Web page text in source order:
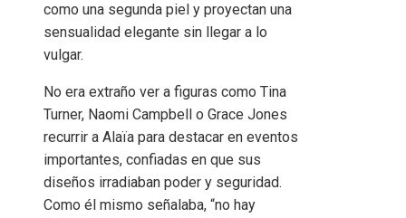
como una segunda piel y proyectan una
sensualidad elegante sin llegar a lo
vulgar.
No era extraño ver a figuras como Tina
Turner, Naomi Campbell o Grace Jones
recurrir a Alaïa para destacar en eventos
importantes, confiadas en que sus
diseños irradiaban poder y seguridad.
Como él mismo señalaba, “no hay